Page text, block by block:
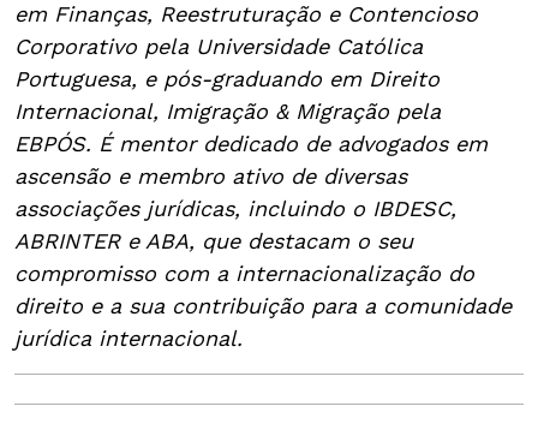
em Finanças, Reestruturação e Contencioso
Corporativo pela Universidade Católica
Portuguesa, e pós-graduando em Direito
Internacional, Imigração & Migração pela
EBPÓS. É mentor dedicado de advogados em
ascensão e membro ativo de diversas
associações jurídicas, incluindo o IBDESC,
ABRINTER e ABA, que destacam o seu
compromisso com a internacionalização do
direito e a sua contribuição para a comunidade
jurídica internacional.